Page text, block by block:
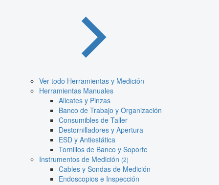
Ver todo Herramientas y Medición
Herramientas Manuales
Alicates y Pinzas
Banco de Trabajo y Organización
Consumibles de Taller
Destornilladores y Apertura
ESD y Antiestática
Tornillos de Banco y Soporte
Instrumentos de Medición (2)
Cables y Sondas de Medición
Endoscopios e Inspección